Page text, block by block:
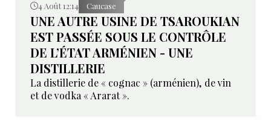
4 Août 12:14 Caucase
UNE AUTRE USINE DE TSAROUKIAN
EST PASSÉE SOUS LE CONTRÔLE
DE L’ÉTAT ARMÉNIEN - UNE
DISTILLERIE
La distillerie de « cognac » (arménien), de vin
et de vodka « Ararat ».